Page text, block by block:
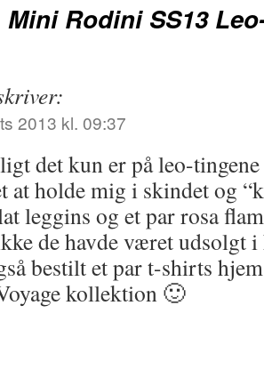
Mini Rodini SS13
2013 kl. 09:37
det kun er på leo-
at holde mig i skindet og
leggins og et par rosa
de havde været udsolgt i
bestilt et par t-shirts
kollektion 🙂